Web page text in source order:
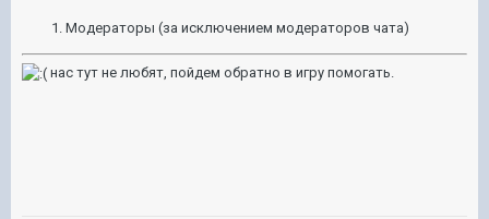
Модераторы (за исключением модераторов чата)
нас тут не любят, пойдем обратно в игру помогать.